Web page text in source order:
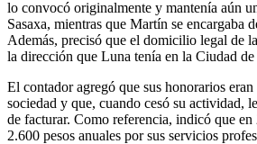
lo convocó originalmente y mantenía aún
Sasaxa, mientras que Martín se encargaba
Además, precisó que el domicilio legal de
la dirección que Luna tenía en la Ciudad
El contador agregó que sus honorarios
sociedad y que, cuando cesó su actividad,
de facturar. Como referencia, indicó que
2.600 pesos anuales por sus servicios